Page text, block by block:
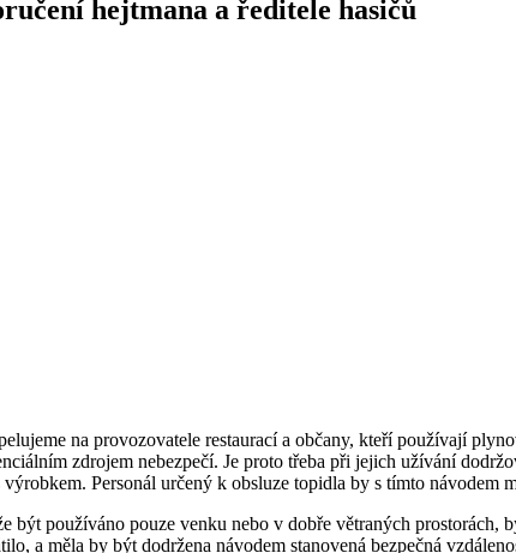
hejtmana a ředitele hasičů
na provozovatele restaurací a občany, kteří používají
zdrojem nebezpečí. Je proto třeba při jejich užívání
Personál určený k obsluze topidla by s tímto návodem
používáno pouze venku nebo v dobře větraných prostorách,
a měla by být dodržena návodem stanovená bezpečná